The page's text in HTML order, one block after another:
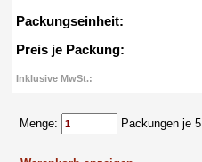
Packungseinheit:
Preis je Packung:
Inklusive MwSt.:
Menge: Packungen je 5